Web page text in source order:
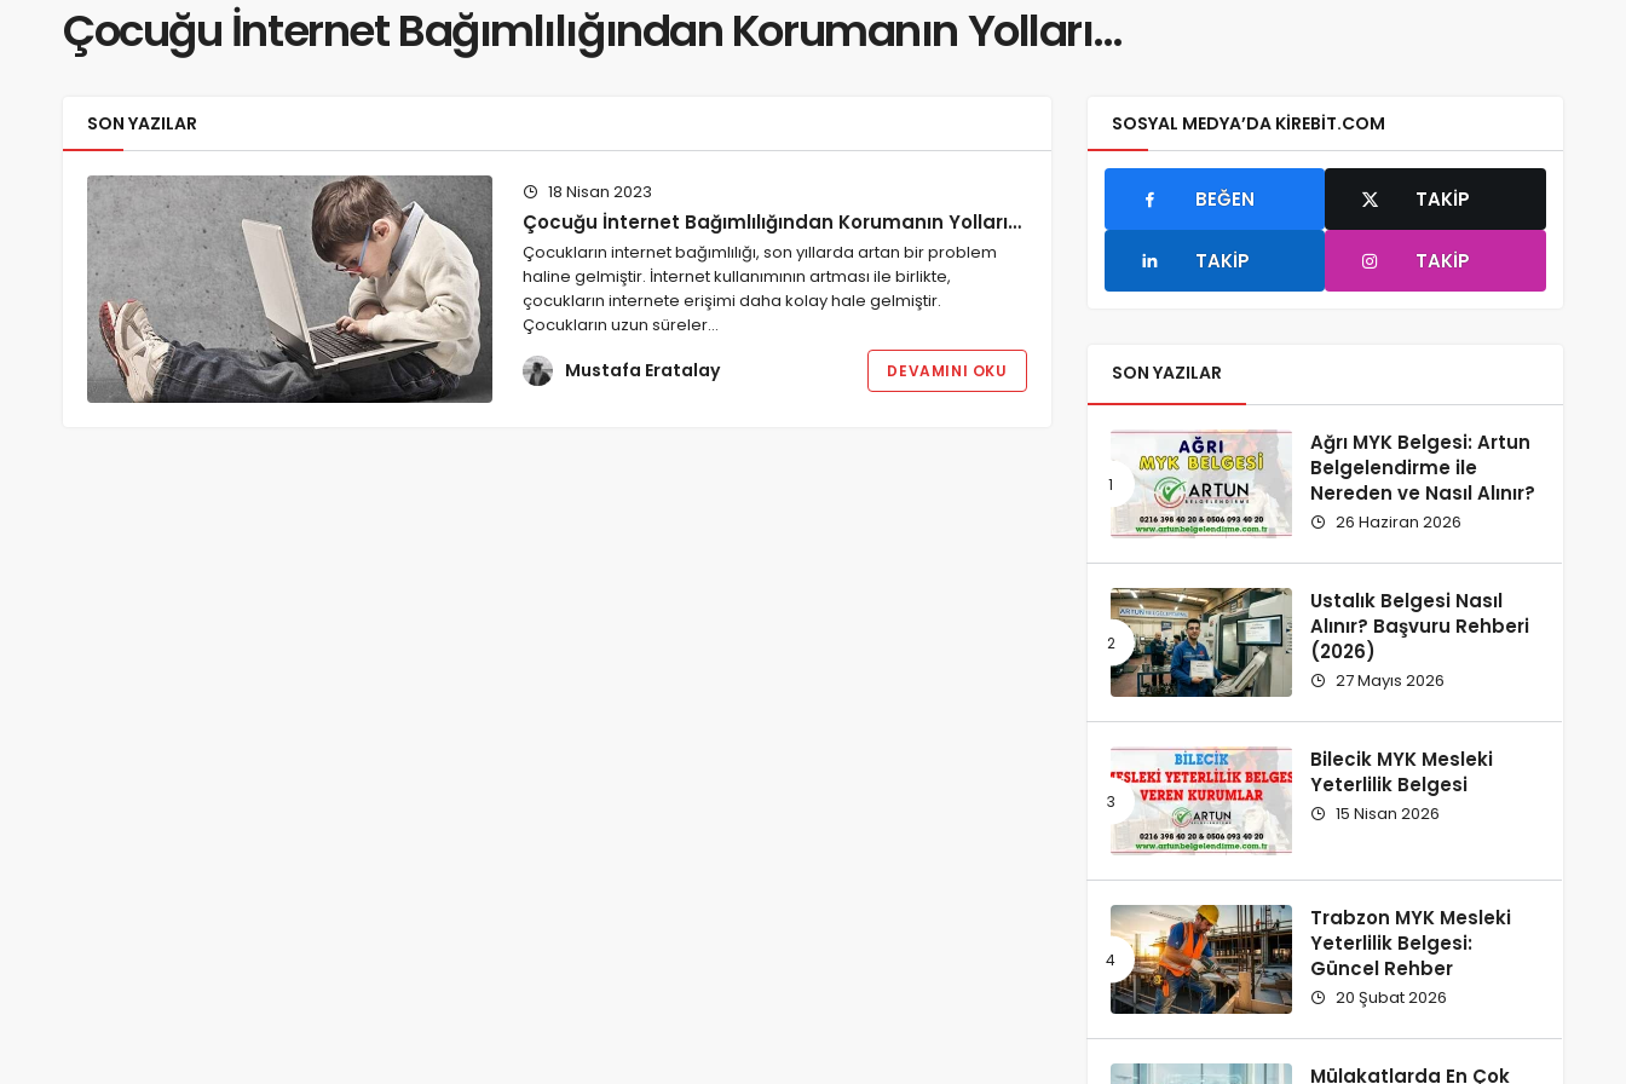
Çocuğu İnternet Bağımlılığından Korumanın Yolları…
SON YAZILAR
18 Nisan 2023
Çocuğu İnternet Bağımlılığından Korumanın Yolları…
Çocukların internet bağımlılığı, son yıllarda artan bir problem
haline gelmiştir. İnternet kullanımının artması ile birlikte,
çocukların internete erişimi daha kolay hale gelmiştir.
Çocukların uzun süreler…
Mustafa Eratalay DEVAMINI OKU
SOSYAL MEDYA’DA KIREBIT.COM
BEĞEN TAKIP
TAKIP TAKIP
SON YAZILAR
Ağrı MYK Belgesi: Artun
Belgelendirme ile
Nereden ve Nasıl Alınır?
26 Haziran 2026
Ustalık Belgesi Nasıl
Alınır? Başvuru Rehberi
(2026)
27 Mayıs 2026
Bilecik MYK Mesleki
Yeterlilik Belgesi
15 Nisan 2026
Trabzon MYK Mesleki
Yeterlilik Belgesi:
Güncel Rehber
20 Şubat 2026
Mülakatlarda En Çok